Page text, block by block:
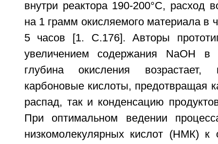
внутри реактора 190-200°С, расход
на 1 грамм окисляемого материала в
5 часов [1. C.176]. Авторы
увеличением содержания NaOH в
глубина окисления возрастает,
карбоновые кислоты, предотвращая
распад, так и конденсацию
При оптимальном ведении
низкомолекулярных кислот (НМК) к